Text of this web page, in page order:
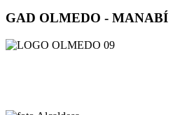
GAD OLMEDO - MANABÍ